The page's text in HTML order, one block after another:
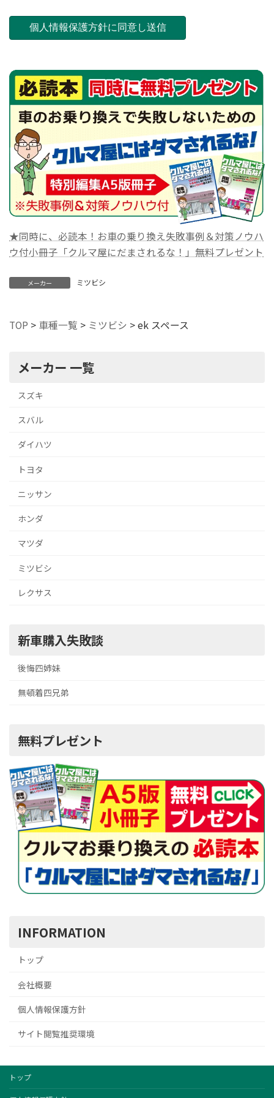
★同時に、必読本！お車の乗り換え失敗事例＆対策ノウハ
ウ付小冊子「クルマ屋にだまされるな！」無料プレゼント
メーカー ミツビシ
TOP > 車種一覧 > ミツビシ >ek スペース
メーカー 一覧
スズキ
スバル
ダイハツ
トヨタ
ニッサン
ホンダ
マツダ
ミツビシ
レクサス
新車購入失敗談
後悔四姉妹
無頓着四兄弟
無料プレゼント
INFORMATION
トップ
会社概要
個人情報保護方針
サイト閲覧推奨環境
トップ